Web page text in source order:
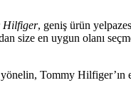
Hilfiger, geniş ürün
size en uygun olanı
Tommy Hilfiger’ın